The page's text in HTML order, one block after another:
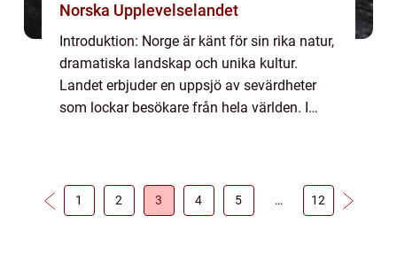
Norska Upplevelselandet
Introduktion: Norge är känt för sin rika natur,
dramatiska landskap och unika kultur.
Landet erbjuder en uppsjö av sevärdheter
som lockar besökare från hela världen. I
1 2 3 4 5 … 12